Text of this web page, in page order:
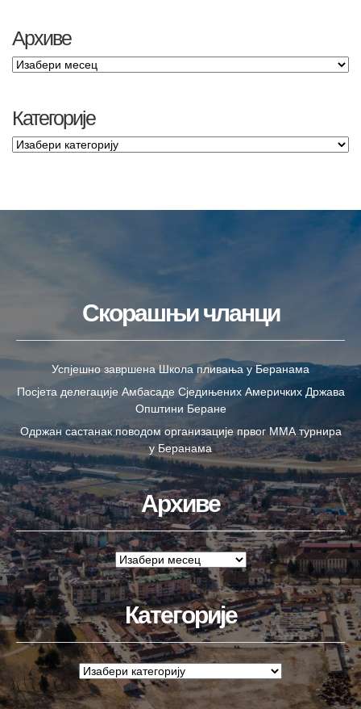
Архиве
Категорије
Скорашњи чланци
Успјешно завршена Школа пливања у Беранама
Посјета делегације Амбасаде Сједињених Америчких Држава
Општини Беране
Одржан састанак поводом организације првог ММА турнира
у Беранама
Архиве
Категорије